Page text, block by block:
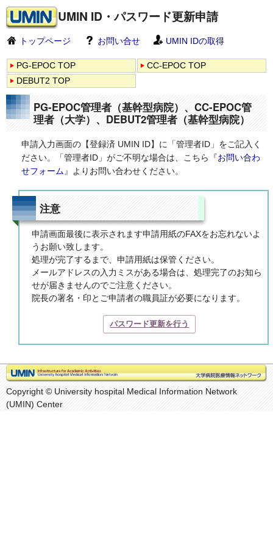
UMIN ID・パスワード更新申請
トップページ お問い合せ UMIN IDの取得
PG-EPOC TOP
CC-EPOC TOP
DEBUT2 TOP
PG-EPOC管理者（基幹型病院）、CC-EPOC管
理者（大学）、DEBUT2管理者（基幹型病院）
申請入力画面の【登録済 UMIN ID】に「管理者ID」をご記入く
ださい。「管理者ID」がご不明な場合は、こちら『お問い合わ
せフォーム 』よりお問い合わせください。
注意
申請画面最後に表示されます申請用紙のFAXをお忘れないよ
うお願い致します。
処理が完了するまで、申請用紙は保管ください。
メールアドレスの入力ミスがある場合は、処理完了のお知ら
せが届きませんのでご注意ください。
院長の署名・印とご申請者の職員証が必要になります。
パスワード更新を行う
Copyright © University hospital Medical Information Network
(UMIN) Center